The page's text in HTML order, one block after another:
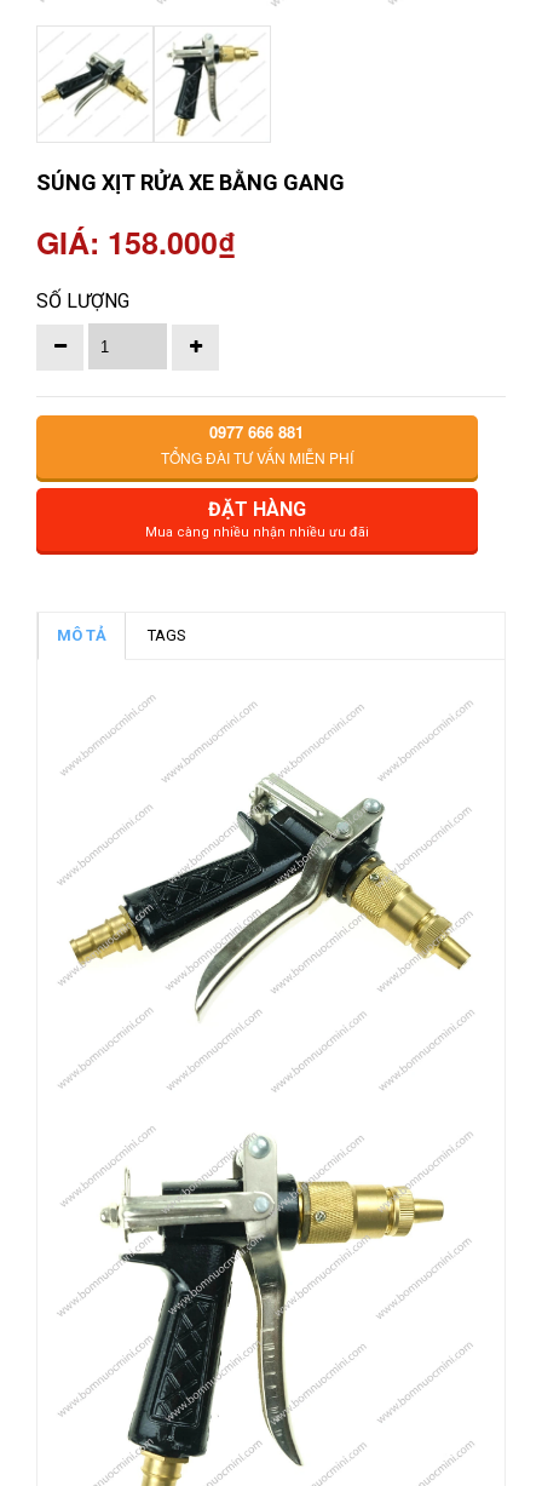
SÚNG XỊT RỬA XE BẰNG GANG
GIÁ: 158.000₫
SỐ LƯỢNG
0977 666 881
TỔNG ĐÀI TƯ VẤN MIỄN PHÍ
ĐẶT HÀNG
Mua càng nhiều nhận nhiều ưu đãi
MÔ TẢ TAGS